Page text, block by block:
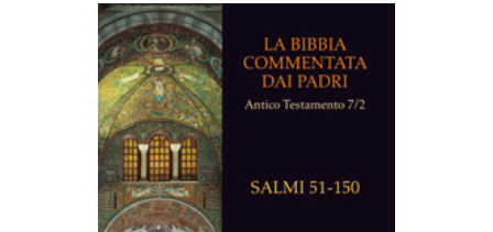
AGGIUNGI AL CARRELLO